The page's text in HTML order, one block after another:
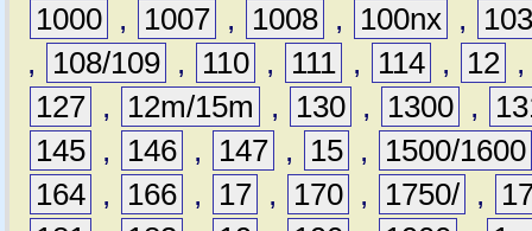
1000 , 1007 , 1008 , 100nx ,
,
108/109 , 110 , 111 , 114 , 12
127 , 12m/15m , 130 , 1300 ,
145 , 146 , 147 , 15 ,
1500/1600
164 , 166 , 17 , 170 , 1750/ ,